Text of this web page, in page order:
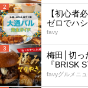
2
【初心者
ゼロでハ
favy
3
梅田│切っ
『BRISK
favyグルメニュ